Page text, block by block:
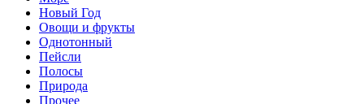
Новый Год
Овощи и фрукты
Однотонный
Пейсли
Полосы
Природа
Прочее